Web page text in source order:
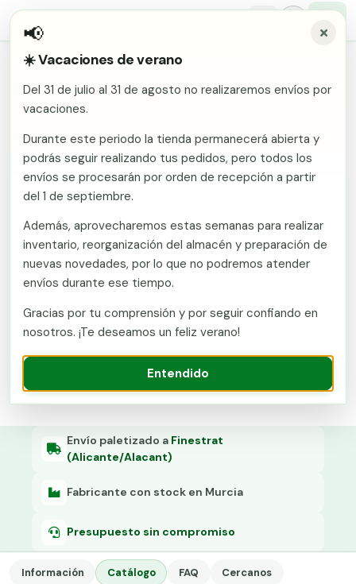
📢
☀️ Vacaciones de verano
Del 31 de julio al 31 de agosto no realizaremos envíos por
vacaciones.
Durante este periodo la tienda permanecerá abierta y
podrás seguir realizando tus pedidos, pero todos los
envíos se procesarán por orden de recepción a partir
del 1 de septiembre.
Además, aprovecharemos estas semanas para realizar
inventario, reorganización del almacén y preparación de
nuevas novedades, por lo que no podremos atender
envíos durante ese tiempo.
Gracias por tu comprensión y por seguir confiando en
nosotros. ¡Te deseamos un feliz verano!
Entendido
Malla ganadera
Malla simple torsión
Malla triple torsión
Panel malla H.
Puerta abatible dos hojas
Puerta acceso peatonal
Poste malla simple torsión
Alambre de espino galvanizado
Alambre liso galvanizado
Malla ocultación 70 g/m² verde
Abrazadera PVC malla H.
Grapadora
Tensor galvanizado
Vallas metálicas y vallado de fincas en Finestrat
Vallas metálicas y vallado de
fincas en Finestrat
Fabricante en Murcia con envío a Finestrat
(Alicante/Alacant). Vallas metálicas y vallado de
fincas: mallas, postes, puertas y kits. Costa y
interior con fuerte componente residencial,
turístico y agrícola. Presupuesto sin compromiso.
Ver catálogo
Presupuesto
Envío paletizado a Finestrat
(Alicante/Alacant)
Fabricante con stock en Murcia
Presupuesto sin compromiso
Información Catálogo FAQ Cercanos